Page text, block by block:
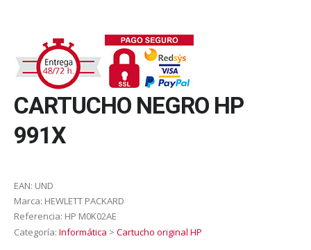
CARTUCHO NEGRO HP
991X
EAN: UND
Marca: HEWLETT PACKARD
Referencia: HP M0K02AE
Categoría: Informática > Cartucho original HP